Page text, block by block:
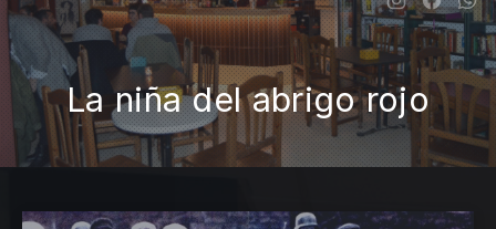
NewNew
La niña del abrigo rojo